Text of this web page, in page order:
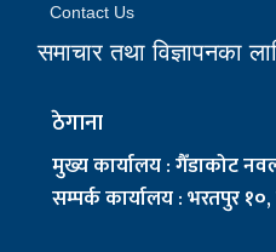
Contact Us
समाचार तथा विज्ञापनका
ठेगाना
मुख्य कार्यालय : गैँडाकोट
सम्पर्क कार्यालय : भरतपुर